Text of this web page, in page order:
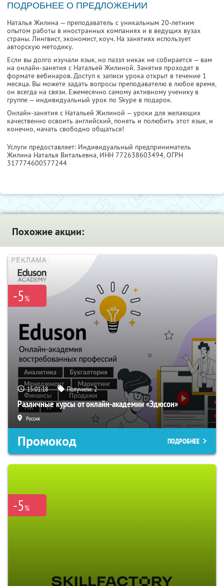
ПОДРОБНЕЕ О ПРЕДЛОЖЕНИИ
Наталья Жилина — преподаватель с уникальным 20-летним
опытом работы в иностранных компаниях и в ведущих вузах
страны. Лингвист, экономист, коуч. На занятиях использует
авторскую методику.
Если вы долго изучали язык, но паззл никак не собирается — вам
на онлайн-занятия с Натальей Жилиной. Занятия проходят в
формате вебинаров. Доступ к записи урока открыт в течение 1
месяца. Вы можете задать вопросы преподавателю в любое время,
он всегда на связи. Ежемесячно самому активному ученику в
группе — индивидуальный урок по Skype в подарок.
Онлайн-занятия с Натальей Жилиной — уроки для желающих
качественно освоить английский, понять и полюбить этот язык, и
конечно, начать свободно общаться!
Услуги предоставляет: Индивидуальный предприниматель
Жилина Наталья Витальевна, ИНН 772638603494, ОГРН
317774600577244
Похожие акции:
-5%
15:01:17 Получили:2
Различные курсы от онлайн-академии «Эдюсон»
Россия
Промокод ПОДРОБНЕЕ
-5%